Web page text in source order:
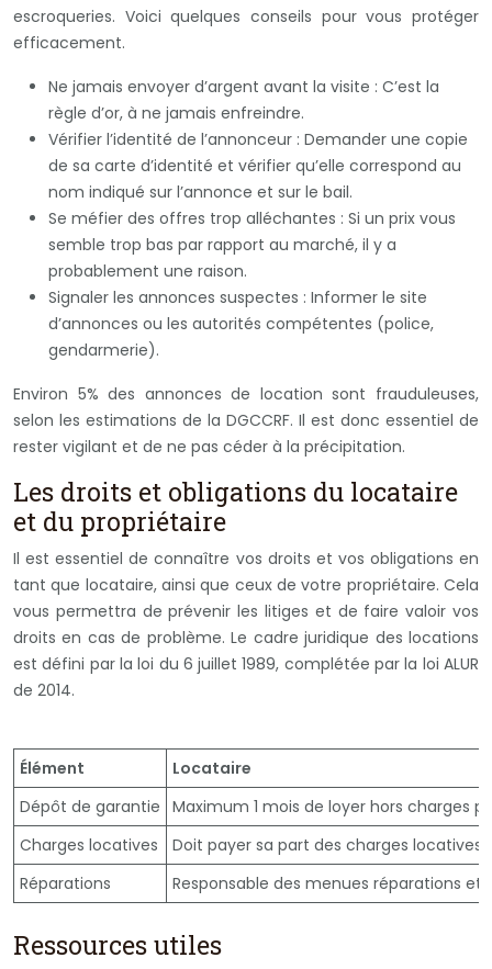
escroqueries. Voici quelques conseils pour vous protéger
efficacement.
Ne jamais envoyer d’argent avant la visite : C’est la
règle d’or, à ne jamais enfreindre.
Vérifier l’identité de l’annonceur : Demander une copie
de sa carte d’identité et vérifier qu’elle correspond au
nom indiqué sur l’annonce et sur le bail.
Se méfier des offres trop alléchantes : Si un prix vous
semble trop bas par rapport au marché, il y a
probablement une raison.
Signaler les annonces suspectes : Informer le site
d’annonces ou les autorités compétentes (police,
gendarmerie).
Environ 5% des annonces de location sont frauduleuses,
selon les estimations de la DGCCRF. Il est donc essentiel de
rester vigilant et de ne pas céder à la précipitation.
Les droits et obligations du locataire
et du propriétaire
Il est essentiel de connaître vos droits et vos obligations en
tant que locataire, ainsi que ceux de votre propriétaire. Cela
vous permettra de prévenir les litiges et de faire valoir vos
droits en cas de problème. Le cadre juridique des locations
est défini par la loi du 6 juillet 1989, complétée par la loi ALUR
de 2014.
Élément
Locataire
Dépôt de garantie Maximum 1 mois de loyer hors charges
Charges locatives
Doit payer sa part des charges
Réparations
Responsable des menues réparations
Ressources utiles